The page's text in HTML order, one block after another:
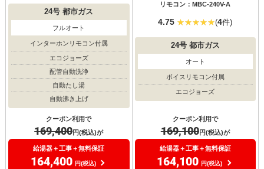
24号 都市ガス
フルオート
インターホンリモコン付属
エコジョーズ
配管自動洗浄
自動たし湯
自動沸き上げ
クーポン利用で
169,400円(税込)が
給湯器＋工事＋無料保証
164,400 円(税込)
リモコン：MBC-240V-A
4.75 (4件)
24号都市ガス
オート
ボイスリモコン付属
エコジョーズ
クーポン利用で
169,100円(税込)が
給湯器＋工事＋無料保証
164,100 円(税込)